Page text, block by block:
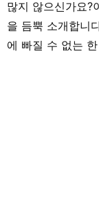
많지 않으신가요?
을 듬뿍 소개합니
에 빠질 수 없는